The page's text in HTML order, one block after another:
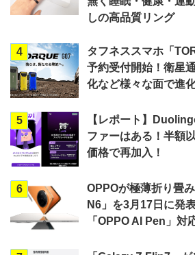
しの高品質リング
4
タフネススマホ「
予約受付開始！衛星
化など様々な面で進化
5
【レポート】
ファーはある！半額
価格で再加入！
6
OPPOが極薄折り畳
N6」を3月17日に発
「OPPO AI Pen」対